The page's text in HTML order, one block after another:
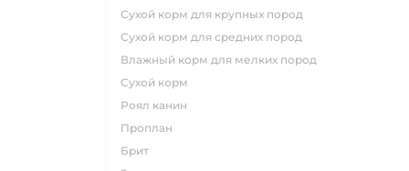
сухой корм для крупных пород
сухой корм для средних пород
влажный корм для мелких пород
сухой корм
роял канин
проплан
брит